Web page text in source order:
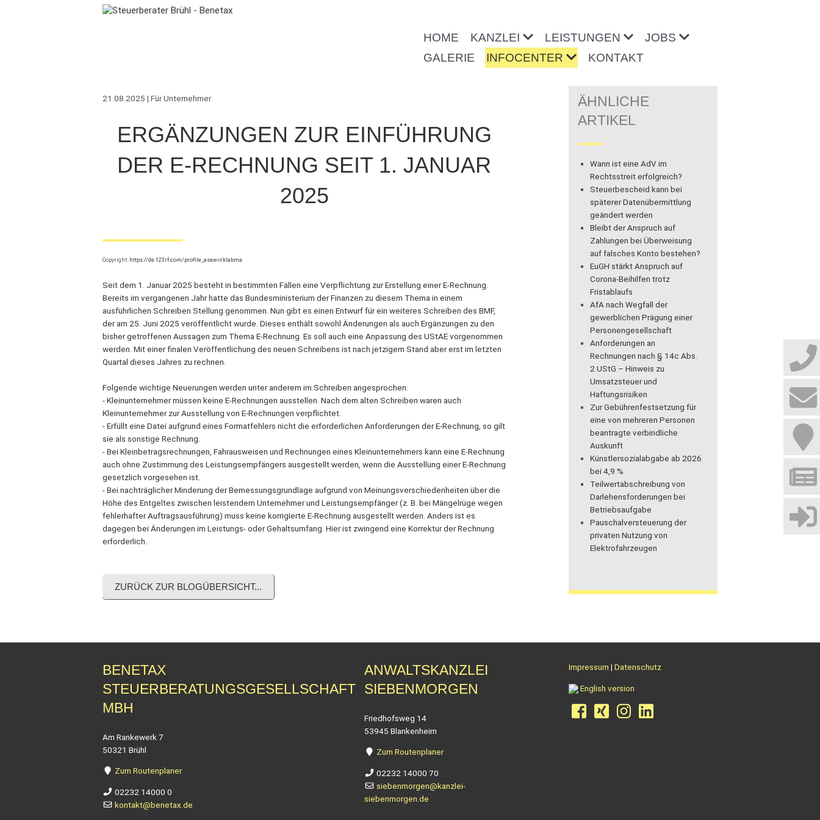
HOME KANZLEI LEISTUNGEN
JOBS
GALERIE
INFOCENTER KONTAKT
21.08.2025 | Für Unternehmer
ERGÄNZUNGEN ZUR EINFÜHRUNG
DER E-RECHNUNG SEIT 1. JANUAR
2025
Copyright: https://de.123rf.com/profile_asawinklabma
Seit dem 1. Januar 2025 besteht in bestimmten Fällen eine Verpflichtung zur Erstellung einer E-Rechnung.
Bereits im vergangenen Jahr hatte das Bundesministerium der Finanzen zu diesem Thema in einem
ausführlichen Schreiben Stellung genommen. Nun gibt es einen Entwurf für ein weiteres Schreiben des BMF,
der am 25. Juni 2025 veröffentlicht wurde. Dieses enthält sowohl Änderungen als auch Ergänzungen zu den
bisher getroffenen Aussagen zum Thema E-Rechnung. Es soll auch eine Anpassung des UStAE vorgenommen
werden. Mit einer finalen Veröffentlichung des neuen Schreibens ist nach jetzigem Stand aber erst im letzten
Quartal dieses Jahres zu rechnen.
Folgende wichtige Neuerungen werden unter anderem im Schreiben angesprochen:
- Kleinunternehmer müssen keine E-Rechnungen ausstellen. Nach dem alten Schreiben waren auch
Kleinunternehmer zur Ausstellung von E-Rechnungen verpflichtet.
- Erfüllt eine Datei aufgrund eines Formatfehlers nicht die erforderlichen Anforderungen der E-Rechnung, so gilt
sie als sonstige Rechnung.
- Bei Kleinbetragsrechnungen, Fahrausweisen und Rechnungen eines Kleinunternehmers kann eine E-Rechnung
auch ohne Zustimmung des Leistungsempfängers ausgestellt werden, wenn die Ausstellung einer E-Rechnung
gesetzlich vorgesehen ist.
- Bei nachträglicher Minderung der Bemessungsgrundlage aufgrund von Meinungsverschiedenheiten über die
Höhe des Entgeltes zwischen leistendem Unternehmer und Leistungsempfänger (z. B. bei Mängelrüge wegen
fehlerhafter Auftragsausführung) muss keine korrigierte E-Rechnung ausgestellt werden. Anders ist es
dagegen bei Änderungen im Leistungs- oder Gehaltsumfang. Hier ist zwingend eine Korrektur der Rechnung
erforderlich.
ZURÜCK ZUR BLOGÜBERSICHT...
ÄHNLICHE
ARTIKEL
Wann ist eine AdV im
Rechtsstreit erfolgreich?
Steuerbescheid kann bei
späterer Datenübermittlung
geändert werden
Bleibt der Anspruch auf
Zahlungen bei Überweisung
auf falsches Konto bestehen?
EuGH stärkt Anspruch auf
Corona-Beihilfen trotz
Fristablaufs
AfA nach Wegfall der
gewerblichen Prägung einer
Personengesellschaft
Anforderungen an
Rechnungen nach § 14c Abs.
2 UStG – Hinweis zu
Umsatzsteuer und
Haftungsrisiken
Zur Gebührenfestsetzung für
eine von mehreren Personen
beantragte verbindliche
Auskunft
Künstlersozialabgabe ab 2026
bei 4,9 %
Teilwertabschreibung von
Darlehensforderungen bei
Betriebsaufgabe
Pauschalversteuerung der
privaten Nutzung von
Elektrofahrzeugen
BENETAX
STEUERBERATUNGSGESELLSCHAFT
MBH
Am Rankewerk 7
50321 Brühl
Zum Routenplaner
02232 14000 0
kontakt@benetax.de
ANWALTSKANZLEI
SIEBENMORGEN
Friedhofsweg 14
53945 Blankenheim
Zum Routenplaner
02232 14000 70
siebenmorgen@kanzlei-
siebenmorgen.de
Impressum |Datenschutz
English version